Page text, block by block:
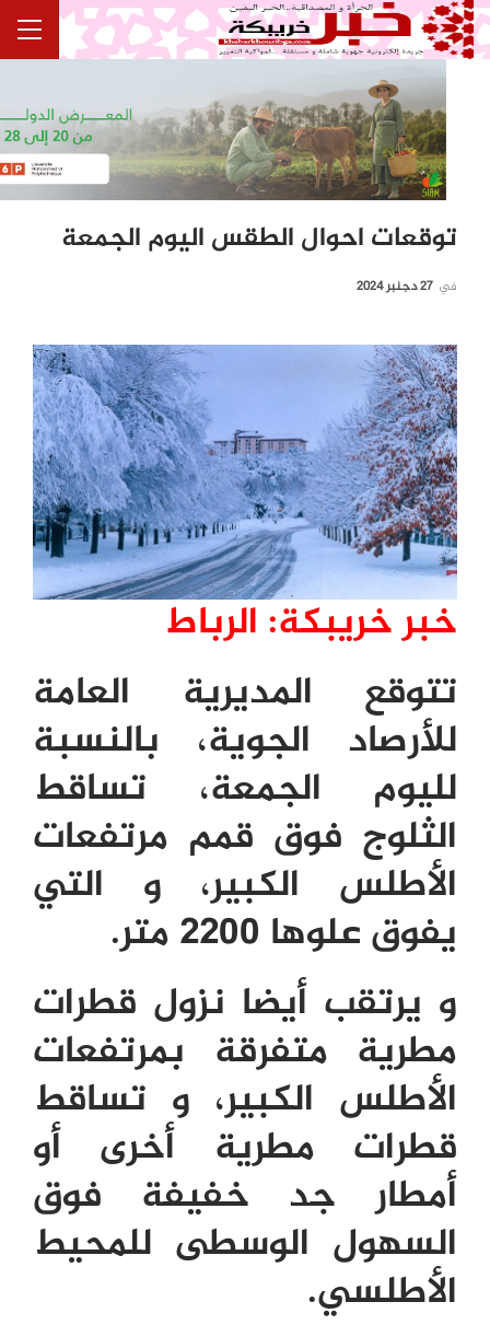
توقعات احوال الطقس اليوم الجمعة
في 27 دجنبر 2024
خبر خريبكة: الرباط
تتوقع المديرية العامة
للأرصاد الجوية، بالنسبة
لليوم الجمعة، تساقط
الثلوج فوق قمم مرتفعات
الأطلس الكبير، و التي
يفوق علوها 2200 متر.
و يرتقب أيضا نزول قطرات
مطرية متفرقة بمرتفعات
الأطلس الكبير، و تساقط
قطرات مطرية أخرى أو
أمطار جد خفيفة فوق
السهول الوسطى للمحيط
الأطلسي.